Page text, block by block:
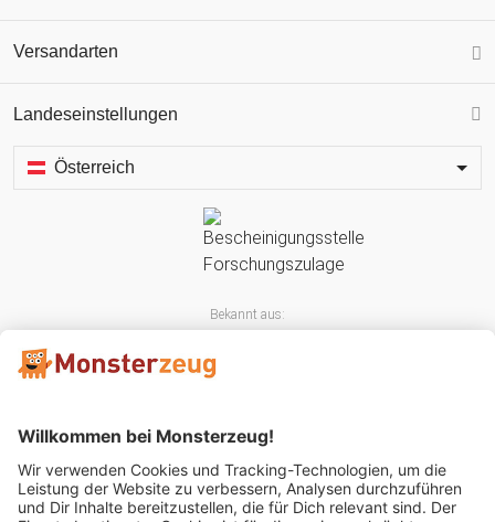
Versandarten
Landeseinstellungen
Österreich
Bekannt aus: